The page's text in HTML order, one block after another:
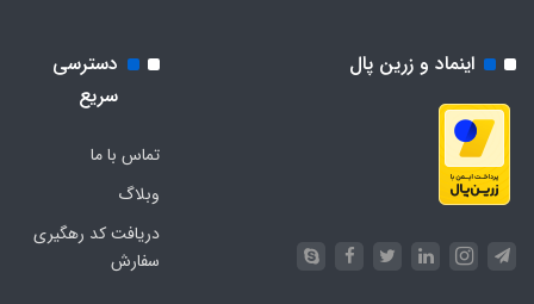
اینماد و زرین پال
دسترسی
سریع
تماس با ما
وبلاگ
دریافت کد رهگیری
سفارش